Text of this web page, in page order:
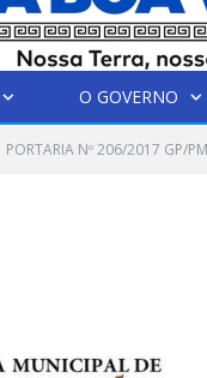
O GOVERNO
PORTARIA Nº 206/2017 GP/